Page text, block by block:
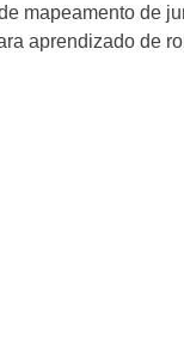
mapeamento de
aprendizado de